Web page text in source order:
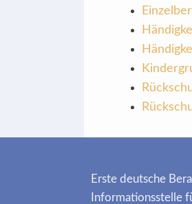
Erste deutsche
Informationsstelle